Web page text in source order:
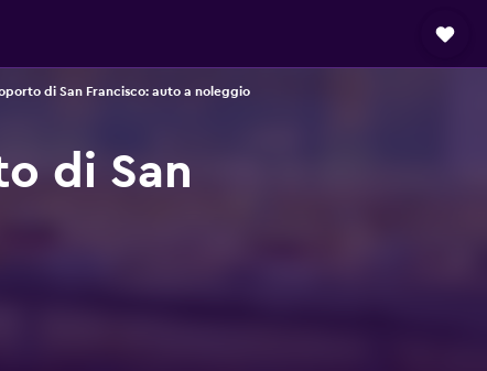
di San Francisco: auto a noleggio
di San